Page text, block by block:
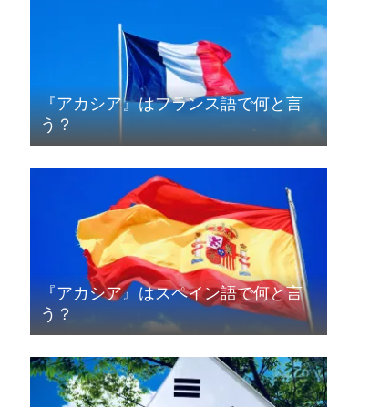
『アカシア』はフランス語で何と言
う？
『アカシア』はスペイン語で何と言
う？